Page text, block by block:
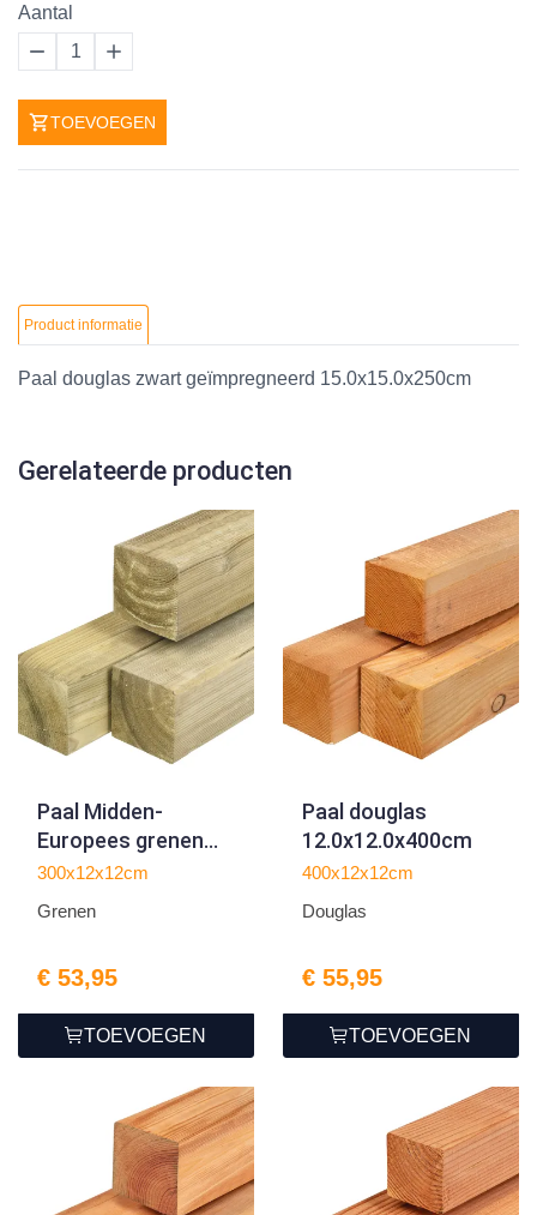
Aantal
1
TOEVOEGEN
Product informatie
Paal douglas zwart geïmpregneerd 15.0x15.0x250cm
Gerelateerde producten
Paal Midden-
Europees grenen
12.0x12.0x300cm
300x12x12cm
Grenen
€ 53,95
TOEVOEGEN
Paal douglas
12.0x12.0x400cm
400x12x12cm
Douglas
€ 55,95
TOEVOEGEN